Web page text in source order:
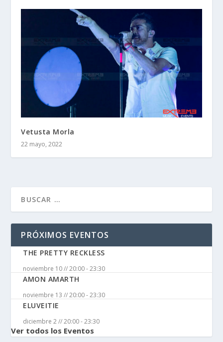
Vetusta Morla
22 mayo, 2022
PRÓXIMOS EVENTOS
THE PRETTY RECKLESS
noviembre 10 // 20:00-23:30
AMON AMARTH
noviembre 13 // 20:00-23:30
ELUVEITIE
diciembre 2 // 20:00-23:30
Ver todos los Eventos